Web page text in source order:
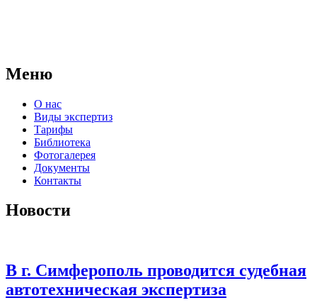
Меню
О нас
Виды экспертиз
Тарифы
Библиотека
Фотогалерея
Документы
Контакты
Новости
В г. Симферополь проводится судебная
автотехническая экспертиза